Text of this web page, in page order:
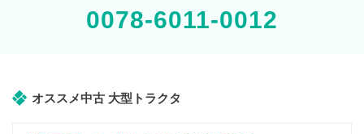
0078-6011-0012
オススメ中古 大型トラクタ